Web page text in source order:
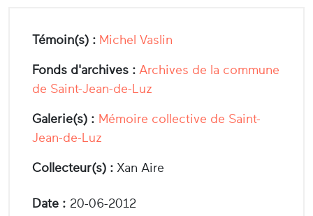
Témoin(s) : Michel Vaslin
Fonds d'archives : Archives de la commune
de Saint-Jean-de-Luz
Galerie(s) : Mémoire collective de Saint-
Jean-de-Luz
Collecteur(s) : Xan Aire
Date : 20-06-2012